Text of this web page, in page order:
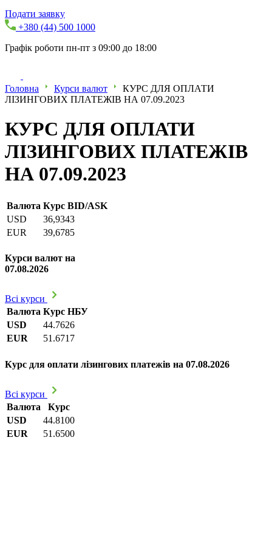
Подати заявку
+380 (44) 500 1000
Графік роботи пн-пт з 09:00 до 18:00
Головна Курси валют
КУРС ДЛЯ ОПЛАТИ
ЛІЗИНГОВИХ ПЛАТЕЖІВ НА 07.09.2023
КУРС ДЛЯ ОПЛАТИ
ЛІЗИНГОВИХ ПЛАТЕЖІВ
НА 07.09.2023
Валюта Курс BID/ASK
USD
36,9343
EUR
39,6785
Курси валют на
07.08.2026
Всі курси
Валюта Курс НБУ
USD
44.7626
EUR
51.6717
Курс для оплати лізингових платежів на 07.08.2026
Всі курси
Валюта
Курс
USD
44.8100
EUR
51.6500